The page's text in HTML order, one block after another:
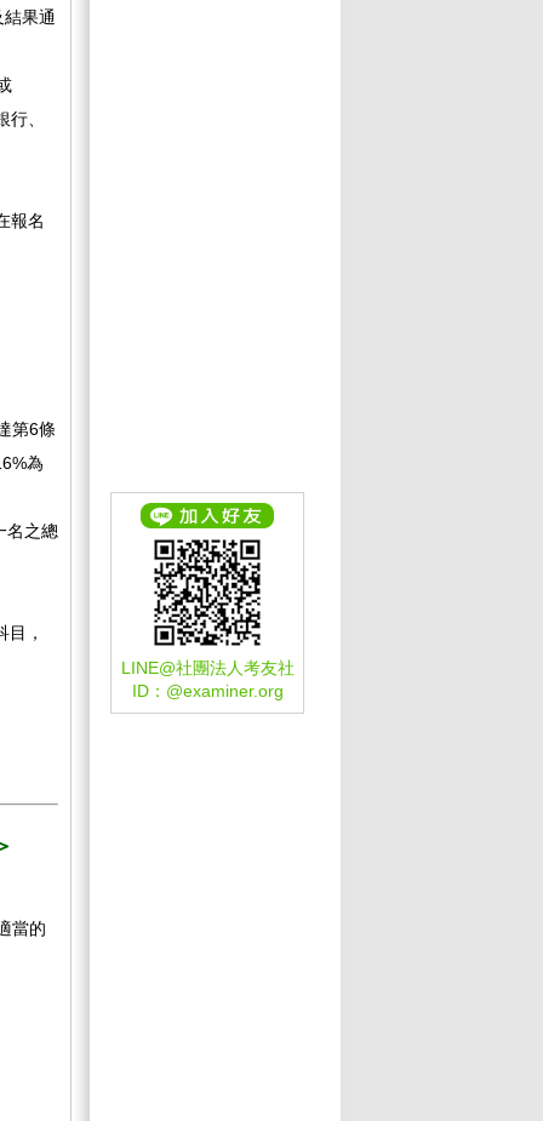
果通
、
報名
第6條
為
名之總
，
當的
LINE@社團法人考友社
ID： @examiner.org